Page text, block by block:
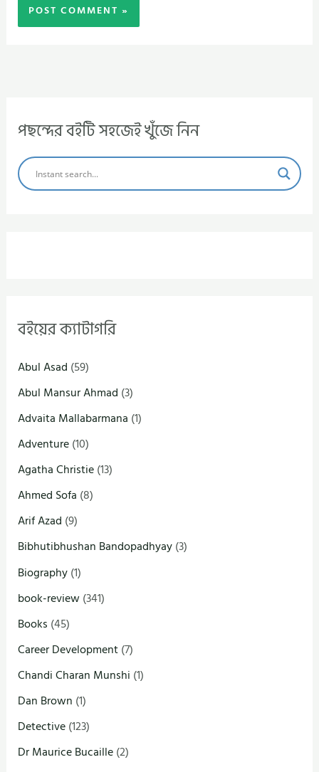
পছন্দের বইটি সহজেই খুঁজে নিন
বইয়ের ক্যাটাগরি
Abul Asad (59)
Abul Mansur Ahmad (3)
Advaita Mallabarmana (1)
Adventure(10)
Agatha Christie(13)
Ahmed Sofa (8)
Arif Azad (9)
Bibhutibhushan Bandopadhyay(3)
Biography(1)
book-review(341)
Books (45)
Career Development(7)
Chandi Charan Munshi (1)
Dan Brown (1)
Detective(123)
Dr Maurice Bucaille(2)